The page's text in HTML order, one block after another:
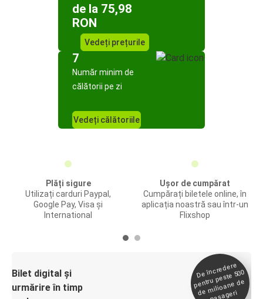
de la 75,98
RON
Vedeți prețurile
7
Număr minim de
călătorii pe zi
Vedeți călătoriile
Plăți sigure
Utilizați carduri Paypal,
Google Pay, Visa și
International
Ușor de cumpărat
Cumpărați biletele online, în
aplicația noastră sau într-un
Flixshop
Bilet digital și
urmărire în timp
De încredere
pentru peste 500
de
milioane de
pasageri